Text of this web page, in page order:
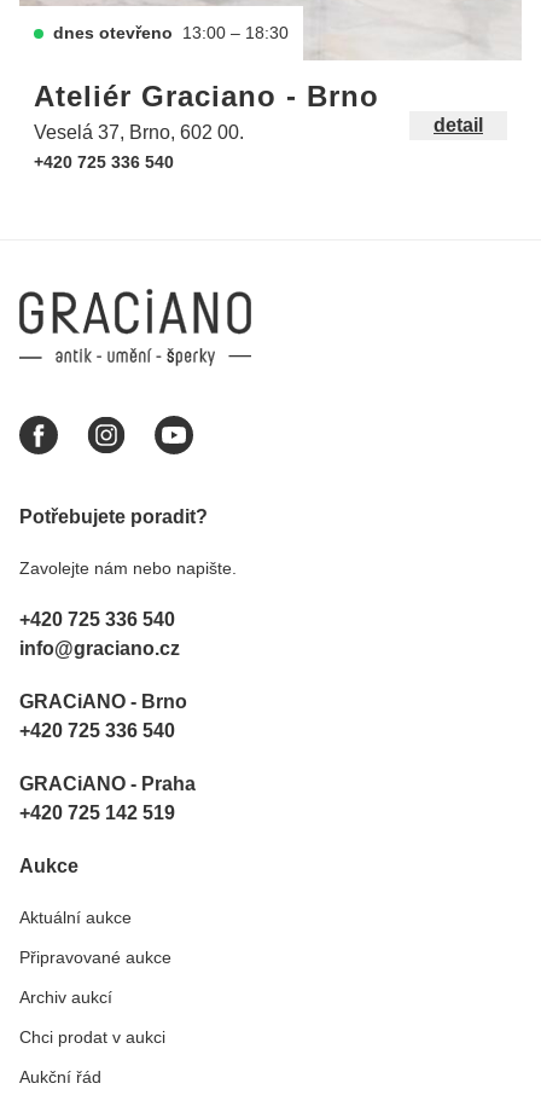
dnes otevřeno 13:00 – 18:30
Ateliér Graciano - Brno
Veselá 37, Brno, 602 00.
+420 725 336 540
detail
Potřebujete poradit?
Zavolejte nám nebo napište.
+420 725 336 540
info@graciano.cz
GRACiANO - Brno
+420 725 336 540
GRACiANO - Praha
+420 725 142 519
Aukce
Aktuální aukce
Připravované aukce
Archiv aukcí
Chci prodat v aukci
Aukční řád